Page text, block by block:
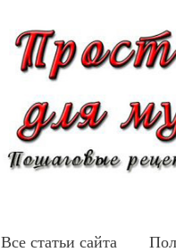
Все статьи сайта